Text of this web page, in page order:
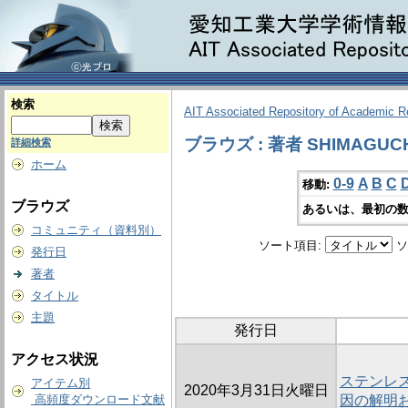
検索
詳細検索
ホーム
ブラウズ
コミュニティ（資料別）
発行日
著者
タイトル
主題
アクセス状況
アイテム別
高頻度ダウンロード文献
AIT Associated Repository of Academic
ブラウズ : 著者
移動: 0-9 A B C
あるいは、最初の
ソート項目:
発行日
2020年3月31日火曜日
ステンレ
因の解明